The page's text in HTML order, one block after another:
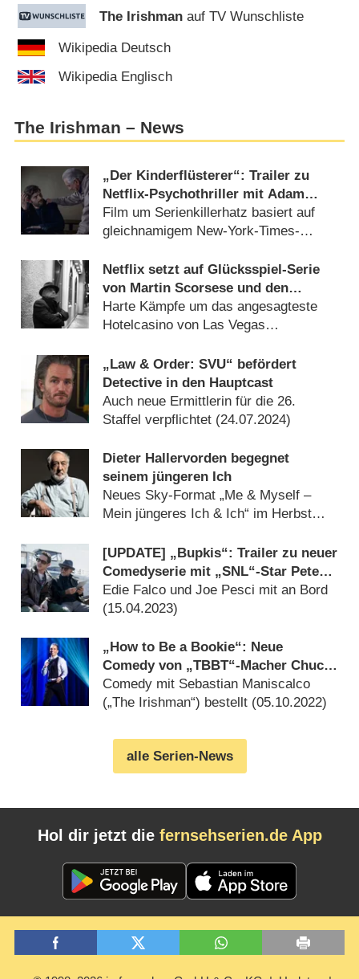
The Irishman auf TV Wunschliste
Wikipedia Deutsch
Wikipedia Englisch
The Irishman – News
„Der Kinderflüsterer“: Trailer zu
Netflix-Psychothriller mit Adam
Scott („Severence“) und Hollywood-
Star Robert De Niro enthüllt
Film um Serienkillerhatz basiert auf
gleichnamigem New-York-Times-
Netflix setzt auf Glücksspiel-Serie
von Martin Scorsese und den
„Billions“-Machern
Harte Kämpfe um das angesagteste
Hotelcasino von Las Vegas
„Law & Order: SVU“ befördert
Detective in den Hauptcast
Auch neue Ermittlerin für die 26.
Staffel verpflichtet (24.07.2024)
Dieter Hallervorden begegnet
seinem jüngeren Ich
Neues Sky-Format „Me & Myself –
Mein jüngeres Ich & Ich“ im Herbst
[UPDATE] „Bupkis“: Trailer zu neuer
Comedyserie mit „SNL“-Star Pete
Davidson
Edie Falco und Joe Pesci mit an Bord
(15.04.2023)
„How to Be a Bookie“: Neue
Comedy von „TBBT“-Macher Chuck
Lorre in Arbeit
Comedy mit Sebastian Maniscalco
(„The Irishman“) bestellt (05.10.2022)
alle Serien-News
Hol dir jetzt die fernsehserien.de App